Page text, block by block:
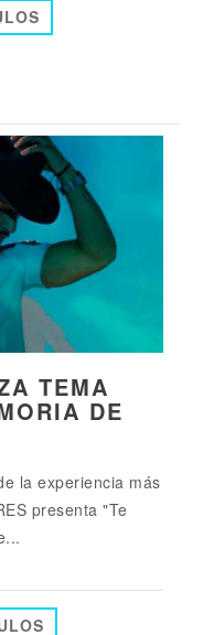
TEMA
DE
la experiencia más
presenta "Te